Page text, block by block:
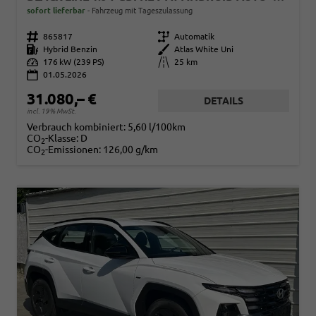
sofort lieferbar Fahrzeug mit Tageszulassung
Fahrzeugnr. 865817 Getriebe Automatik
Kraftstoff
Hybrid Benzin Außenfarbe
Atlas White Uni
Leistung
176 kW (239 PS) Kilometerstand
25 km
01.05.2026
31.080,– €
incl. 19% MwSt.
DETAILS
Verbrauch kombiniert: 5,60 l/100km
CO2-Klasse: D
CO2-Emissionen: 126,00 g/km